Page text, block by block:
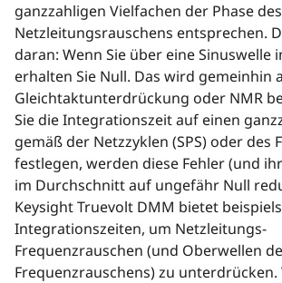
ganzzahligen Vielfachen der Phase des
Netzleitungsrauschens entsprechen.
daran: Wenn Sie über eine Sinuswelle
erhalten Sie Null. Das wird gemeinhin
Gleichtaktunterdrückung oder NMR
Sie die Integrationszeit auf einen
gemäß der Netzzyklen (SPS) oder des
festlegen, werden diese Fehler (und
im Durchschnitt auf ungefähr Null
Keysight Truevolt DMM bietet
Integrationszeiten, um Netzleitungs-
Frequenzrauschen (und Oberwellen
Frequenzrauschens) zu unterdrücken.